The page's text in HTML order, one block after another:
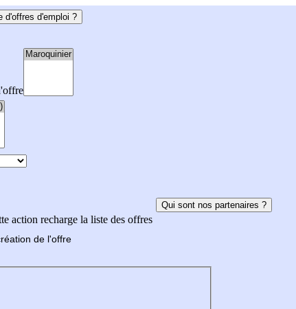
d'offres d'emploi ?
action recharge la liste des offres
Qui sont nos partenaires ?
de l'offre